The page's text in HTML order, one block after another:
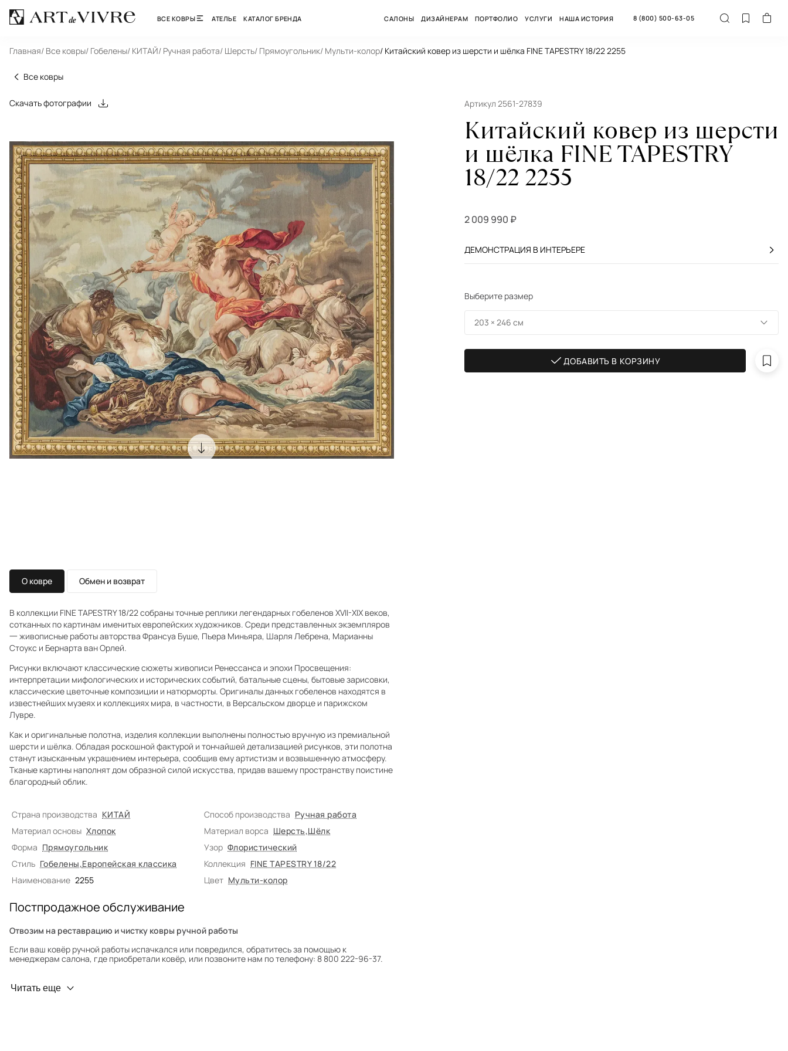
ВСЕ КОВРЫ АТЕЛЬЕ КАТАЛОГ БРЕНДА САЛОНЫ ДИЗАЙНЕРАМ ПОРТФОЛИО УСЛУГИ НАША ИСТОРИЯ 8 (800) 500-63-05
Главная/ Все ковры/ Гобелены/ КИТАЙ/ Ручная работа/ Шерсть/ Прямоугольник/ Мульти-колор/ Китайский ковер из шерсти и шёлка FINE TAPESTRY 18/22 2255
Все ковры
Скачать фотографии
О ковре Обмен и возврат
В коллекции FINE TAPESTRY 18/22 собраны точные реплики легендарных гобеленов XVII-XIX веков,
сотканных по картинам именитых европейских художников. Среди представленных экземпляров
一 живописные работы авторства Франсуа Буше, Пьера Миньяра, Шарля Лебрена, Марианны
Стоукс и Бернарта ван Орлей.
Рисунки включают классические сюжеты живописи Ренессанса и эпохи Просвещения:
интерпретации мифологических и исторических событий, батальные сцены, бытовые зарисовки,
классические цветочные композиции и натюрморты. Оригиналы данных гобеленов находятся в
известнейших музеях и коллекциях мира, в частности, в Версальском дворце и парижском
Лувре.
Как и оригинальные полотна, изделия коллекции выполнены полностью вручную из премиальной
шерсти и шёлка. Обладая роскошной фактурой и тончайшей детализацией рисунков, эти полотна
станут изысканным украшением интерьера, сообщив ему артистизм и возвышенную атмосферу.
Тканые картины наполнят дом образной силой искусства, придав вашему пространству поистине
благородный облик.
Страна производства КИТАЙ Способ производства Ручная работа
Материал основы Хлопок Материал ворса Шерсть,Шёлк
Форма Прямоугольник Узор Флористический
Стиль Гобелены,Европейская классика Коллекция FINE TAPESTRY 18/22
Наименование 2255 Цвет Мульти-колор
Постпродажное обслуживание
Отвозим на реставрацию и чистку ковры ручной работы
Если ваш ковёр ручной работы испачкался или повредился, обратитесь за помощью к
менеджерам салона, где приобретали ковёр, или позвоните нам по телефону: 8 800 222-96-37.
Профилактика износа
Читать еще
Артикул 2561-27839
Китайский ковер из шерсти
и шёлка FINE TAPESTRY
18/22 2255
2 009 990 ₽
ДЕМОНСТРАЦИЯ В ИНТЕРЬЕРЕ
Выберите размер
203 × 246 см
ДОБАВИТЬ В КОРЗИНУ